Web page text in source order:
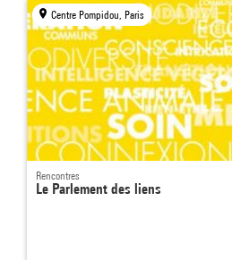
Centre Pompidou, Paris
Rencontres
Le Parlement des liens